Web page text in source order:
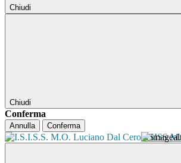
Chiudi
Chiudi
Conferma
Annulla Conferma
ISISS